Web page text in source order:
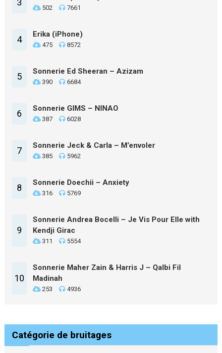
3
502 7661
4 Erika (iPhone)
475 8572
5 Sonnerie Ed Sheeran – Azizam
390 6684
6 Sonnerie GIMS – NINAO
387 6028
7 Sonnerie Jeck & Carla – M’envoler
385 5962
8 Sonnerie Doechii – Anxiety
316 5769
9
Sonnerie Andrea Bocelli – Je Vis Pour Elle with
Kendji Girac
311 5554
10
Sonnerie Maher Zain & Harris J – Qalbi Fil
Madinah
253 4936
Catégorie de bruitages